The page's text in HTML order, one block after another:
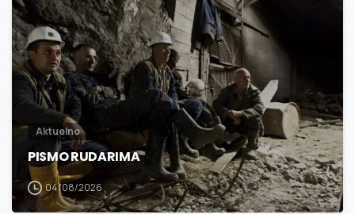
Aktuelno
PISMO RUDARIMA
04/08/2026